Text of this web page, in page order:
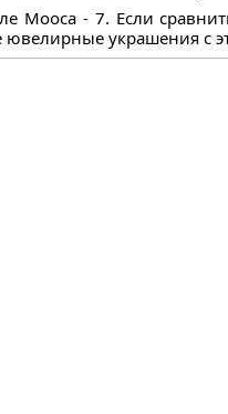
Мооса - 7. Если
украшения с